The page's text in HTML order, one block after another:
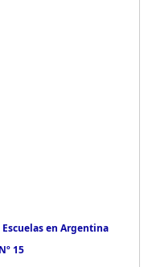
Escuelas en Argentina
15